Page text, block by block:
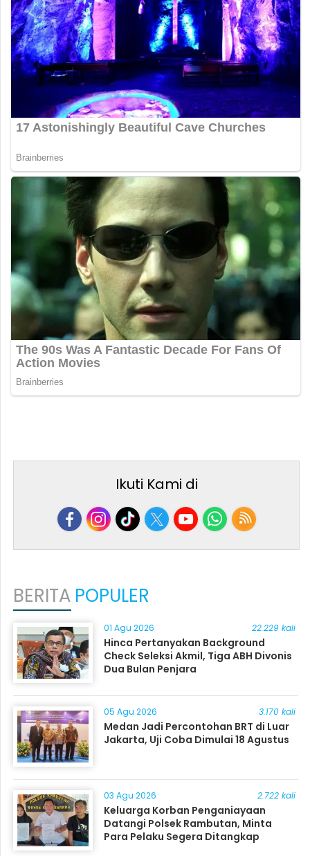
Ikuti Kami di
BERITA POPULER
01 Agu 2026 22.229 kali
Hinca Pertanyakan Background
Check Seleksi Akmil, Tiga ABH Divonis
Dua Bulan Penjara
05 Agu 2026 3.170 kali
Medan Jadi Percontohan BRT di Luar
Jakarta, Uji Coba Dimulai 18 Agustus
03 Agu 2026 2.722 kali
Keluarga Korban Penganiayaan
Datangi Polsek Rambutan, Minta
Para Pelaku Segera Ditangkap